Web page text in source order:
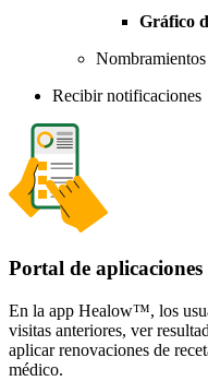
Gráfico
Nombramientos
Recibir notificaciones
Portal de aplicaciones
En la app Healow™, los
visitas anteriores, ver
aplicar renovaciones de
médico.